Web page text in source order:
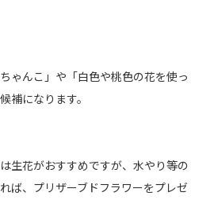
ゃんこ」や「白色や桃色の花を使っ
補になります。
生花がおすすめですが、水やり等の
ば、プリザーブドフラワーをプレゼ